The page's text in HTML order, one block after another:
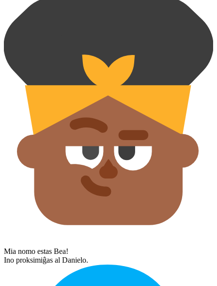
Mia nomo estas Bea!
Ino proksimiĝas al Danielo.